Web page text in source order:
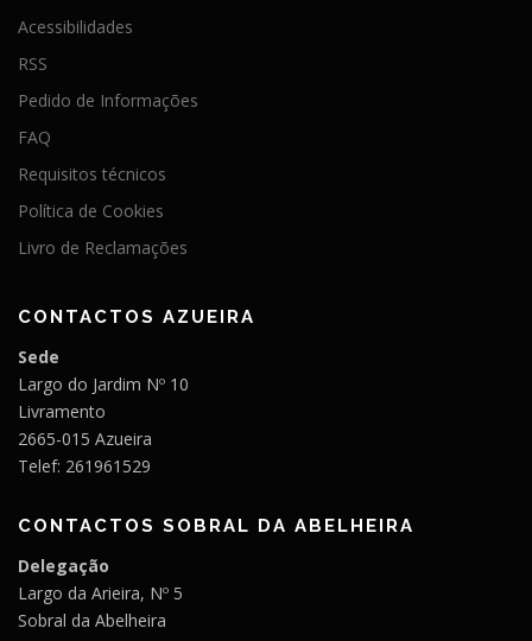
Acessibilidades
RSS
Pedido de Informações
FAQ
Requisitos técnicos
Política de Cookies
Livro de Reclamações
CONTACTOS AZUEIRA
Sede
Largo do Jardim Nº 10
Livramento
2665-015 Azueira
Telef: 261961529
CONTACTOS SOBRAL DA ABELHEIRA
Delegação
Largo da Arieira, Nº 5
Sobral da Abelheira